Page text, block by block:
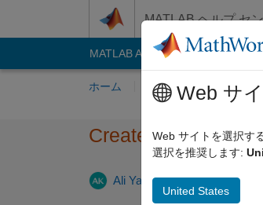
MATLAB ヘルプ セ
MATLAB Answers File
ホーム 質問する 回答
Create a dataset
Ali Yar Khan 2019 6 月 6
Web サ
Web サイトを選択す
選択を推奨します:
United States